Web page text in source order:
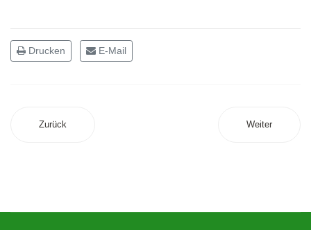
Drucken E-Mail
Zurück Weiter